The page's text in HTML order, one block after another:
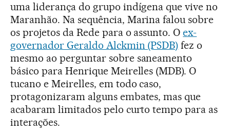
uma liderança do grupo indígena que vive no
Maranhão. Na sequência, Marina falou sobre
os projetos da Rede para o assunto. Oex-
governador Geraldo Alckmin (PSDB) fez o
mesmo ao perguntar sobre saneamento
básico para Henrique Meirelles (MDB). O
tucano e Meirelles, em todo caso,
protagonizaram alguns embates, mas que
acabaram limitados pelo curto tempo para as
interações.